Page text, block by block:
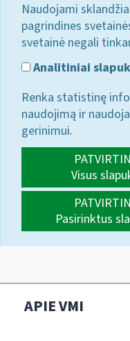
Naudojami
pagrindines
svetainė negali
Analitiniai
Renka statistinę
naudojimą ir
gerinimui.
Visus
Pasirinktus
APIE VMI